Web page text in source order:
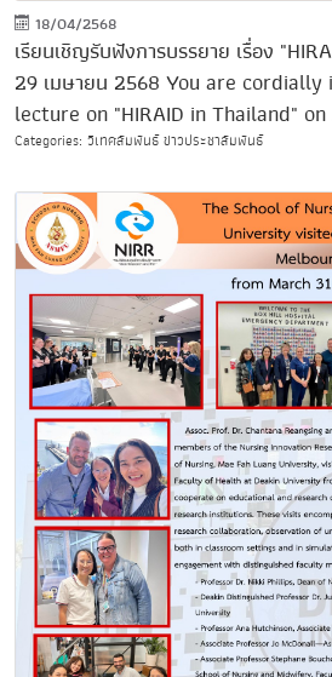
18/04/2568
เรียนเชิญรับฟังการบรรยาย เรื่อง
29 เมษายน 2568 You are
lecture on "HIRAID in Thailand"
Categories: วิเทศสัมพันธ์ ข่าวประชาสัมพันธ์